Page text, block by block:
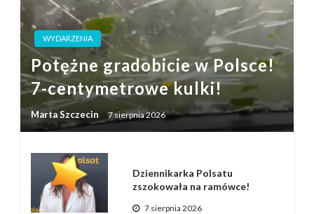
WYDARZENIA
Potężne gradobicie w Polsce!
7-centymetrowe kulki!
Marta Szczecin 7 sierpnia 2026
Dziennikarka Polsatu
zszokowała na ramówce!
7 sierpnia 2026